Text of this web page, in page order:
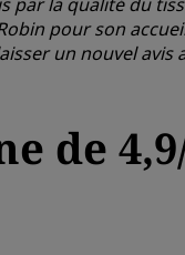
pour son
un nouvel
de